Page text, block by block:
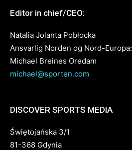
Editor in chief/CEO:
Natalia Jolanta Pobłocka
Ansvarlig Norden og Nord-Europa:
Michael Breines Oredam
michael@sporten.com
DISCOVER SPORTS MEDIA
Świętojańska 3/1
81-368 Gdynia